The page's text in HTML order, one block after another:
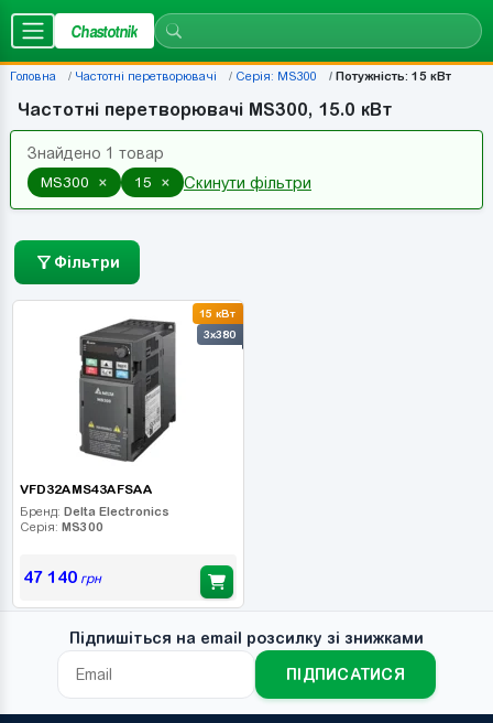
Chastotnik
Головна Частотні перетворювачі Серія: MS300 Потужність: 15 кВт
Частотні перетворювачі MS300, 15.0 кВт
Знайдено 1 товар
MS300
× 15 × Скинути фільтри
Фільтри
15 кВт
3x380
VFD32AMS43AFSAA
Бренд: Delta Electronics
Серія: MS300
47 140грн
Підпишіться на email розсилку зі знижками
ПІДПИСАТИСЯ